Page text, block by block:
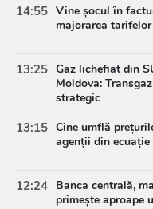
14:55 Vine șocul în
majorarea
13:25 Gaz lichefiat din
Moldova:
strategic
13:15 Cine umflă
agenții din
12:24 Banca centrală,
primește aproape